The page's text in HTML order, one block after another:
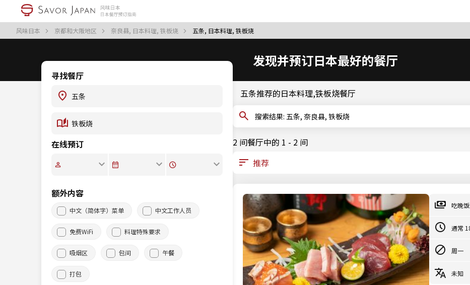
风味日本 京都和大阪地区 奈良县, 日本料理, 铁板烧 五条, 日本料理, 铁板烧
发现并预订日本最好的餐厅
寻找餐厅
在线预订
额外内容
中文（简体字）菜单 中文工作人员
免费WiFi 料理特殊要求
吸烟区 包间 午餐
打包
五条推荐的日本料理,铁板烧餐厅
搜索结果: 五条, 奈良县, 铁板烧
2 间餐厅中的 1 - 2 间
吃晚
通常
周一
未知